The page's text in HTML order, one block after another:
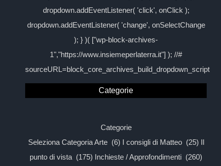
dropdown.addEventListener( 'click', onClick );
dropdown.addEventListener( 'change', onSelectChange
); } )( ["wp-block-archives-
1","https://www.insiemeperlaterra.it"] ); //#
sourceURL=block_core_archives_build_dropdown_script
Categorie
Categorie
Seleziona Categoria Arte (6) I consigli di Matteo (25) Il
punto di vista (175) Inchieste / Approfondimenti (260)